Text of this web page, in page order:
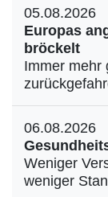
05.08.2026
Europas
bröckelt
Immer mehr
06.08.2026
Weniger
weniger